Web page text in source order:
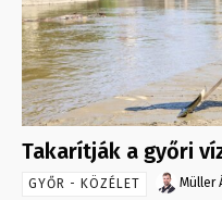
Takarítják a győri
GYŐR - KÖZÉLET Müller